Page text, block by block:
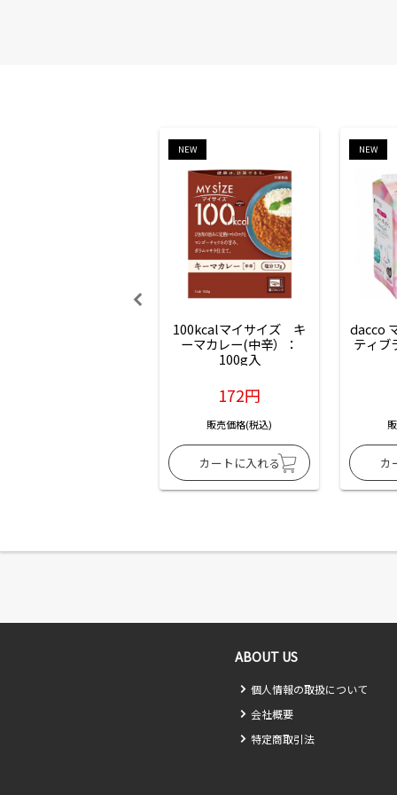
NEW
100kcalマイサイズ　キ
ーマカレー(中辛）：
100g入
172円
販売価格(税込)
NEW
dacco
ティブ
ABOUT US
個人情報の取扱について
会社概要
特定商取引法